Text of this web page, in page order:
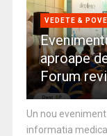
VEDETE &
aproape
Forum
Un nou
informatia